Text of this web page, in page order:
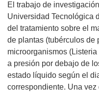
El trabajo de
Universidad Tecnológica
del tratamiento sobre el
de plantas (tubérculos de
microorganismos
a presión por debajo de
estado líquido según el
correspondiente. Una